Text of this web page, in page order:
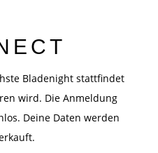
Bladenight stattfindet
wird. Die Anmeldung
Deine Daten werden